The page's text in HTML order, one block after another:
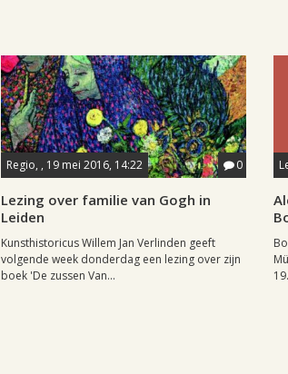
Regio, , 19 mei 2016, 14:22 0
Lezing over familie van Gogh in
Leiden
Kunsthistoricus Willem Jan Verlinden geeft
volgende week donderdag een lezing over zijn
boek 'De zussen Van...